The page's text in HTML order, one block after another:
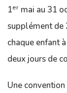
1er mai au 31
supplément de
chaque enfant
deux jours de
Une